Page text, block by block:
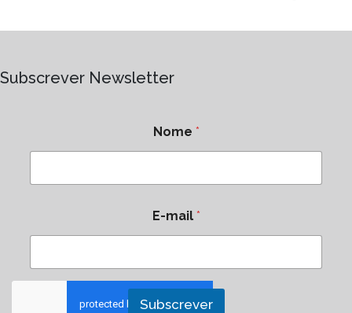
Subscrever Newsletter
Nome *
E-mail *
Subscrever